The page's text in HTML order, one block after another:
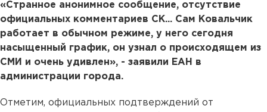
«Странное анонимное сообщение, отсутствие
официальных комментариев СК... Сам Ковальчик
работает в обычном режиме, у него сегодня
насыщенный график, он узнал о происходящем из
СМИ и очень удивлен», - заявили ЕАН в
администрации города.
Отметим, официальных подтверждений от